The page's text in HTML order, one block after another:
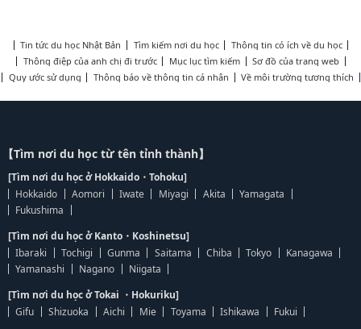
Tin tức du học Nhật Bản Tìm kiếm nơi du học
Thông tin có ích về du học
Thông điệp của anh chị đi trước
Mục lục tìm kiếm
Sơ đồ của trang web
Quy ước sử dụng
Thông báo về thông tin cá nhân Về môi trường tương thích
【Tìm nơi du học từ tên tỉnh thành】
[Tìm nơi du học ở Hokkaido・Tohoku]
Hokkaido
Aomori Iwate Miyagi Akita
Yamagata
Fukushima
[Tìm nơi du học ở Kanto・Koshinetsu]
Ibaraki
Tochigi Gunma Saitama Chiba Tokyo
Kanagawa
Yamanashi
Nagano
Niigata
[Tìm nơi du học ở Tokai ・Hokuriku]
Gifu
Shizuoka Aichi Mie Toyama Ishikawa
Fukui